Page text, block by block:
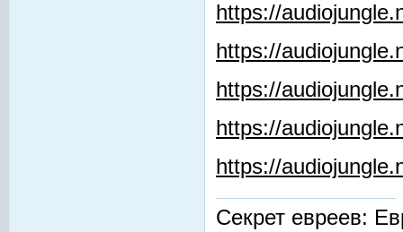
https://
https://
https://
https://
https://
Секрет евреев: